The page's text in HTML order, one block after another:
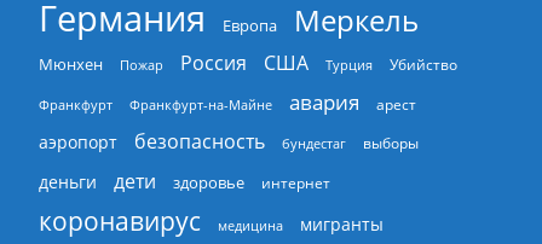
Германия Европа Меркель
Мюнхен Пожар Россия США Турция Убийство
Франкфурт Франкфурт-на-Майне авария арест
аэропорт безопасность бундестаг выборы
деньги дети здоровье интернет
коронавирус медицина
мигранты